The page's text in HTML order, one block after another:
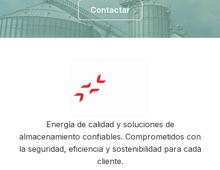
Contactar
Energía de calidad y soluciones de
almacenamiento confiables. Comprometidos con
la seguridad, eficiencia y sostenibilidad para cada
cliente.